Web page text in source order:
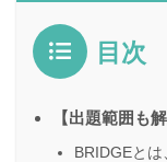
目次
【出題範囲も
BRIDGEと